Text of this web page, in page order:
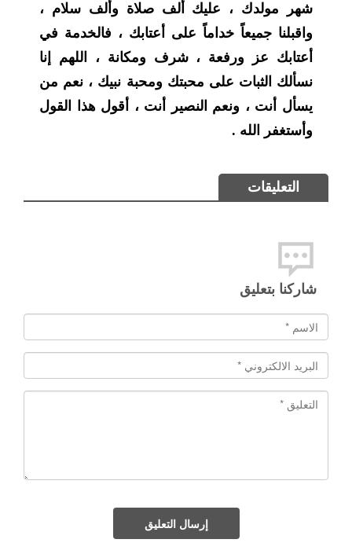
شهر مولدك ، عليك ألف صلاة وألف سلام ،
واقبلنا جميعاً خداماً على أعتابك ، فالخدمة في
أعتابك عز ورفعة ، شرف ومكانة ، اللهم إنا
نسألك الثبات على محبتك ومحبة نبيك ، نعم من
يسأل أنت ، ونعم النصير أنت ، أقول هذا القول
وأستغفر الله .
التعليقات
شاركنا بتعليق
إرسال التعليق